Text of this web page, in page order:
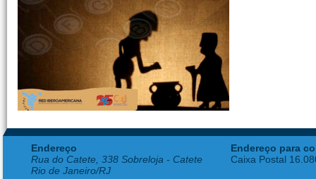
Endereço
Rua do Catete, 338 Sobreloja - Catete
Rio de Janeiro/RJ
Endereço para
Caixa Postal